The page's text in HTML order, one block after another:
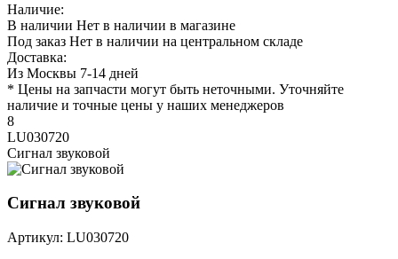
Наличие:
В наличии Нет в наличии в магазине
Под заказ Нет в наличии на центральном складе
Доставка:
Из Москвы 7-14 дней
* Цены на запчасти могут быть неточными. Уточняйте
наличие и точные цены у наших менеджеров
8
LU030720
Сигнал звуковой
Сигнал звуковой
Артикул: LU030720